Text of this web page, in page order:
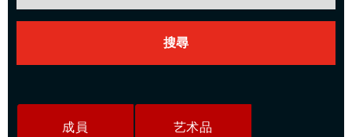
成員 艺术品